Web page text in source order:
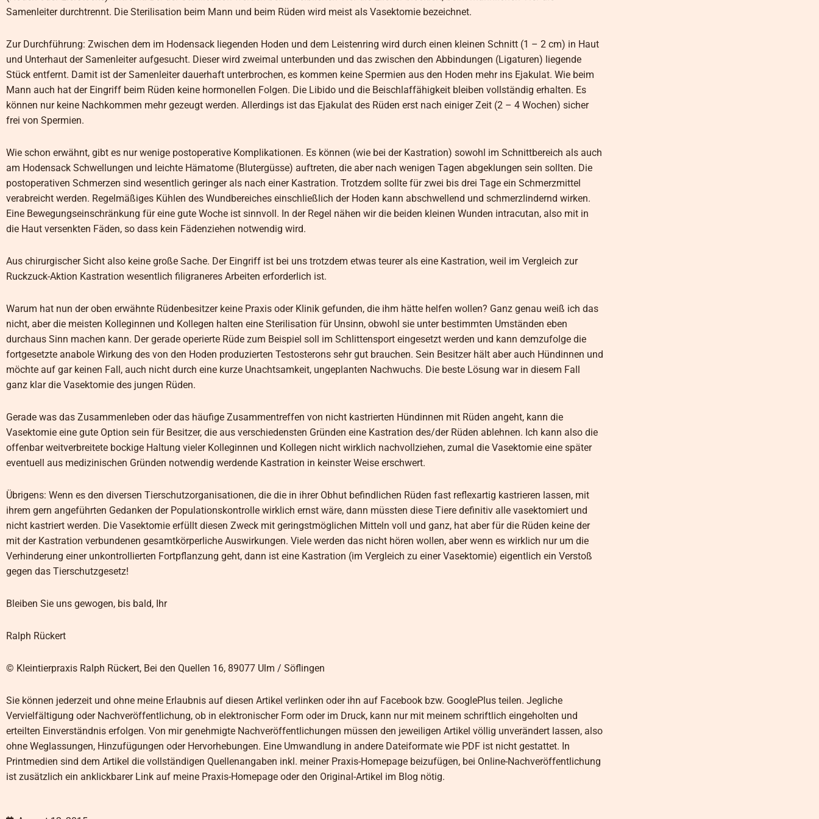
Samenleiter durchtrennt. Die Sterilisation beim Mann und beim Rüden wird meist als Vasektomie bezeichnet.
Zur Durchführung: Zwischen dem im Hodensack liegenden Hoden und dem Leistenring wird durch einen kleinen Schnitt (1 – 2 cm) in Haut
und Unterhaut der Samenleiter aufgesucht. Dieser wird zweimal unterbunden und das zwischen den Abbindungen (Ligaturen) liegende
Stück entfernt. Damit ist der Samenleiter dauerhaft unterbrochen, es kommen keine Spermien aus den Hoden mehr ins Ejakulat. Wie beim
Mann auch hat der Eingriff beim Rüden keine hormonellen Folgen. Die Libido und die Beischlaffähigkeit bleiben vollständig erhalten. Es
können nur keine Nachkommen mehr gezeugt werden. Allerdings ist das Ejakulat des Rüden erst nach einiger Zeit (2 – 4 Wochen) sicher
frei von Spermien.
Wie schon erwähnt, gibt es nur wenige postoperative Komplikationen. Es können (wie bei der Kastration) sowohl im Schnittbereich als auch
am Hodensack Schwellungen und leichte Hämatome (Blutergüsse) auftreten, die aber nach wenigen Tagen abgeklungen sein sollten. Die
postoperativen Schmerzen sind wesentlich geringer als nach einer Kastration. Trotzdem sollte für zwei bis drei Tage ein Schmerzmittel
verabreicht werden. Regelmäßiges Kühlen des Wundbereiches einschließlich der Hoden kann abschwellend und schmerzlindernd wirken.
Eine Bewegungseinschränkung für eine gute Woche ist sinnvoll. In der Regel nähen wir die beiden kleinen Wunden intracutan, also mit in
die Haut versenkten Fäden, so dass kein Fädenziehen notwendig wird.
Aus chirurgischer Sicht also keine große Sache. Der Eingriff ist bei uns trotzdem etwas teurer als eine Kastration, weil im Vergleich zur
Ruckzuck-Aktion Kastration wesentlich filigraneres Arbeiten erforderlich ist.
Warum hat nun der oben erwähnte Rüdenbesitzer keine Praxis oder Klinik gefunden, die ihm hätte helfen wollen? Ganz genau weiß ich das
nicht, aber die meisten Kolleginnen und Kollegen halten eine Sterilisation für Unsinn, obwohl sie unter bestimmten Umständen eben
durchaus Sinn machen kann. Der gerade operierte Rüde zum Beispiel soll im Schlittensport eingesetzt werden und kann demzufolge die
fortgesetzte anabole Wirkung des von den Hoden produzierten Testosterons sehr gut brauchen. Sein Besitzer hält aber auch Hündinnen und
möchte auf gar keinen Fall, auch nicht durch eine kurze Unachtsamkeit, ungeplanten Nachwuchs. Die beste Lösung war in diesem Fall
ganz klar die Vasektomie des jungen Rüden.
Gerade was das Zusammenleben oder das häufige Zusammentreffen von nicht kastrierten Hündinnen mit Rüden angeht, kann die
Vasektomie eine gute Option sein für Besitzer, die aus verschiedensten Gründen eine Kastration des/der Rüden ablehnen. Ich kann also die
offenbar weitverbreitete bockige Haltung vieler Kolleginnen und Kollegen nicht wirklich nachvollziehen, zumal die Vasektomie eine später
eventuell aus medizinischen Gründen notwendig werdende Kastration in keinster Weise erschwert.
Übrigens: Wenn es den diversen Tierschutzorganisationen, die die in ihrer Obhut befindlichen Rüden fast reflexartig kastrieren lassen, mit
ihrem gern angeführten Gedanken der Populationskontrolle wirklich ernst wäre, dann müssten diese Tiere definitiv alle vasektomiert und
nicht kastriert werden. Die Vasektomie erfüllt diesen Zweck mit geringstmöglichen Mitteln voll und ganz, hat aber für die Rüden keine der
mit der Kastration verbundenen gesamtkörperliche Auswirkungen. Viele werden das nicht hören wollen, aber wenn es wirklich nur um die
Verhinderung einer unkontrollierten Fortpflanzung geht, dann ist eine Kastration (im Vergleich zu einer Vasektomie) eigentlich ein Verstoß
gegen das Tierschutzgesetz!
Bleiben Sie uns gewogen, bis bald, Ihr
Ralph Rückert
© Kleintierpraxis Ralph Rückert, Bei den Quellen 16, 89077 Ulm / Söflingen
Sie können jederzeit und ohne meine Erlaubnis auf diesen Artikel verlinken oder ihn auf Facebook bzw. GooglePlus teilen. Jegliche
Vervielfältigung oder Nachveröffentlichung, ob in elektronischer Form oder im Druck, kann nur mit meinem schriftlich eingeholten und
erteilten Einverständnis erfolgen. Von mir genehmigte Nachveröffentlichungen müssen den jeweiligen Artikel völlig unverändert lassen, also
ohne Weglassungen, Hinzufügungen oder Hervorhebungen. Eine Umwandlung in andere Dateiformate wie PDF ist nicht gestattet. In
Printmedien sind dem Artikel die vollständigen Quellenangaben inkl. meiner Praxis-Homepage beizufügen, bei Online-Nachveröffentlichung
ist zusätzlich ein anklickbarer Link auf meine Praxis-Homepage oder den Original-Artikel im Blog nötig.